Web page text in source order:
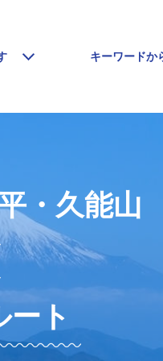
キーワードか
・久能山
ート